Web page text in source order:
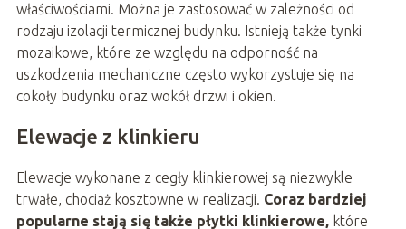
właściwościami. Można je zastosować w zależności od
rodzaju izolacji termicznej budynku. Istnieją także tynki
mozaikowe, które ze względu na odporność na
uszkodzenia mechaniczne często wykorzystuje się na
cokoły budynku oraz wokół drzwi i okien.
Elewacje z klinkieru
Elewacje wykonane z cegły klinkierowej są niezwykle
trwałe, chociaż kosztowne w realizacji. Coraz bardziej
popularne stają się także płytki klinkierowe,które